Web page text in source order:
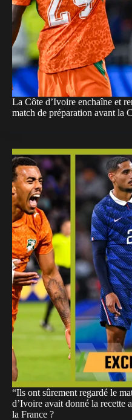
La Côte d’Ivoire enchaîne et
match de préparation avant la
“Ils ont sûrement regardé le
d’Ivoire avait donné la recette
la France ?